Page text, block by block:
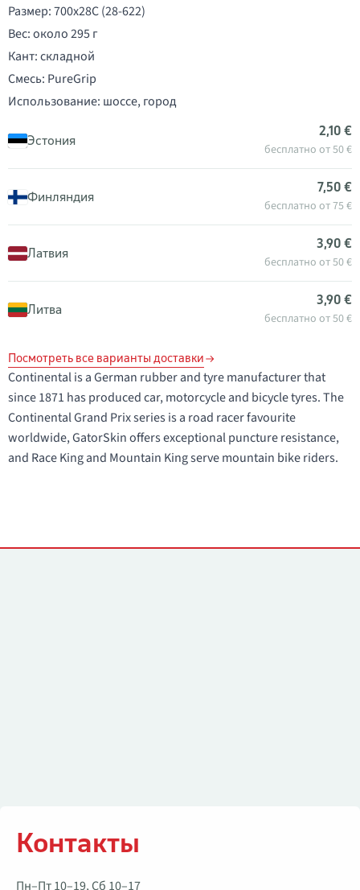
Размер: 700x28C (28-622)
Вес: около 295 г
Кант: складной
Смесь: PureGrip
Использование: шоссе, город
Эстония
2,10 €
бесплатно от 50 €
Финляндия
7,50 €
бесплатно от 75 €
Латвия
3,90 €
бесплатно от 50 €
Литва
3,90 €
бесплатно от 50 €
Посмотреть все варианты доставки
Continental is a German rubber and tyre manufacturer that
since 1871 has produced car, motorcycle and bicycle tyres. The
Continental Grand Prix series is a road racer favourite
worldwide, GatorSkin offers exceptional puncture resistance,
and Race King and Mountain King serve mountain bike riders.
Контакты
Пн–Пт 10–19, Сб 10–17